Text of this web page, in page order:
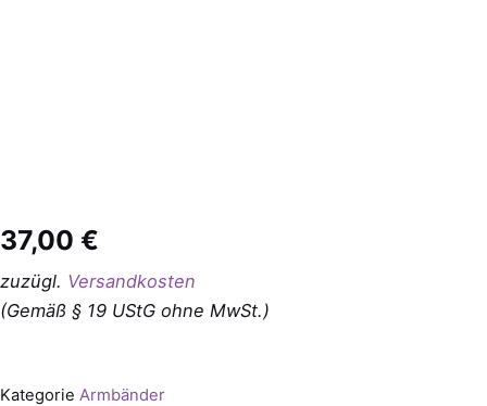
37,00 €
zuzügl. Versandkosten
(Gemäß § 19 UStG ohne MwSt.)
Kategorie Armbänder